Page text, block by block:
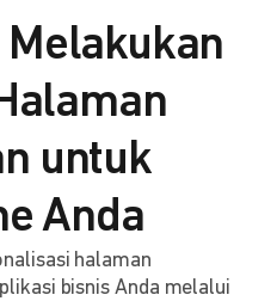
Melakukan
untuk
Anda
halaman
bisnis Anda melalui